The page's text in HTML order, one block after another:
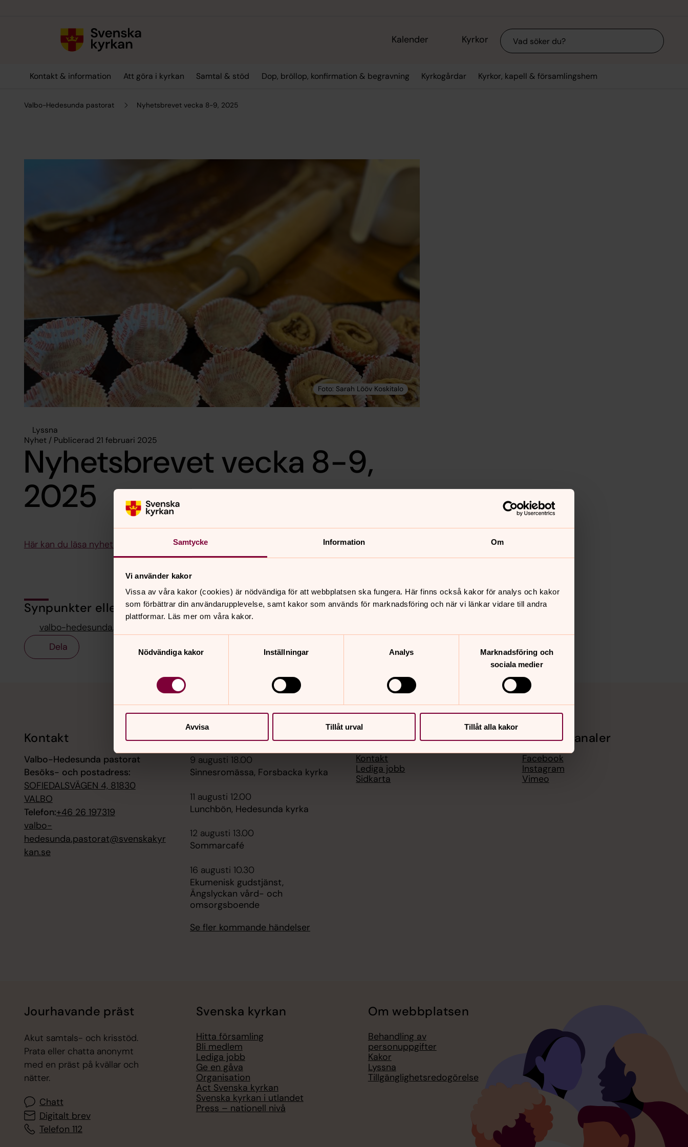
Samtycke Information Om
Vi använder kakor
Vissa av våra kakor (cookies) är nödvändiga för att webbplatsen ska fungera. Här finns också kakor för analys och kakor
som förbättrar din användarupplevelse, samt kakor som används för marknadsföring och när vi länkar vidare till andra
plattformar. Läs mer om våra kakor.
Nödvändiga kakor
Inställningar Analys
Marknadsföring och
sociala medier
Avvisa Tillåt urval Tillåt alla kakor
Kalender Kyrkor Sök
Kontakt & information Att göra i kyrkan Samtal & stöd Dop, bröllop, konfirmation & begravning Kyrkogårdar Kyrkor, kapell & församlingshem
Valbo-Hedesunda pastorat Nyhetsbrevet vecka 8-9, 2025
Lyssna
Nyhet / Publicerad 21 februari 2025
Nyhetsbrevet vecka 8-9,
2025
Här kan du läsa nyhetsbrevet för vecka 8-9
Synpunkter eller frågor på sidans innehåll?
valbo-hedesunda.pastorat@svenskakyrkan.se
Dela
Kontakt
Valbo-Hedesunda pastorat
Besöks- och postadress:
SOFIEDALSVÄGEN 4, 81830
VALBO
Telefon:+46 26 197319
valbo-
hedesunda.pastorat@svenskakyr
kan.se
Kalender
9 augusti 18.00
Sinnesromässa, Forsbacka kyrka
11 augusti 12.00
Lunchbön, Hedesunda kyrka
12 augusti 13.00
Sommarcafé
16 augusti 10.30
Ekumenisk gudstjänst,
Ängslyckan vård- och
omsorgsboende
Se fler kommande händelser
Hitta snabbt
Kontakt
Lediga jobb
Sidkarta
Sociala kanaler
Facebook
Instagram
Vimeo
Jourhavande präst
Akut samtals- och krisstöd.
Prata eller chatta anonymt
med en präst på kvällar och
nätter.
Chatt
Digitalt brev
Telefon 112
Svenska kyrkan
Hitta församling
Bli medlem
Lediga jobb
Ge en gåva
Organisation
Act Svenska kyrkan
Svenska kyrkan i utlandet
Press – nationell nivå
Om webbplatsen
Behandling av
personuppgifter
Kakor
Lyssna
Tillgänglighetsredogörelse